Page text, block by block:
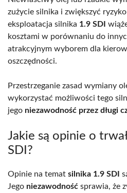
zużycie silnika i zwiększyć
eksploatacja silnika 1.9 SDI
kosztami w porównaniu do
atrakcyjnym wyborem dla
oszczędności.
Przestrzeganie zasad wymiany
wykorzystać możliwości tego
jego niezawodność przez długi
Jakie są opinie o
SDI?
Opinie na temat silnika 1.9 SDI
Jego niezawodność sprawia, że